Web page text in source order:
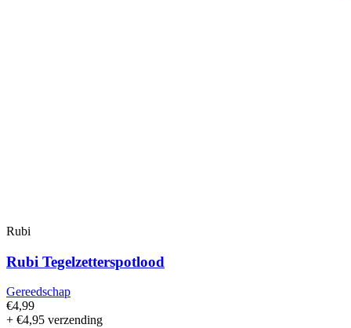
Rubi
Rubi Tegelzetterspotlood
Gereedschap
€4,99
+ €4,95 verzending